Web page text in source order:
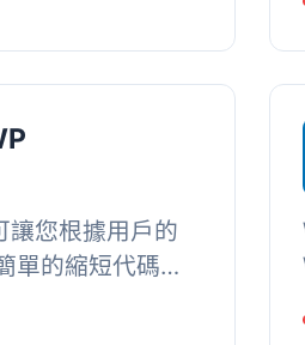
...
讓您根據用戶的
單的縮短代碼，